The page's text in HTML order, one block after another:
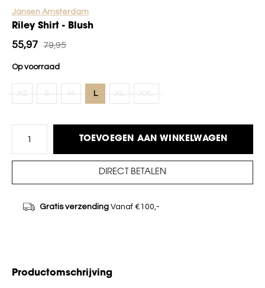
Jansen Amsterdam
Riley Shirt - Blush
55,97 79,95
Op voorraad
XS S M L XL XXL
TOEVOEGEN AAN WINKELWAGEN
DIRECT BETALEN
Gratis verzendingVanaf €100,-
Productomschrijving